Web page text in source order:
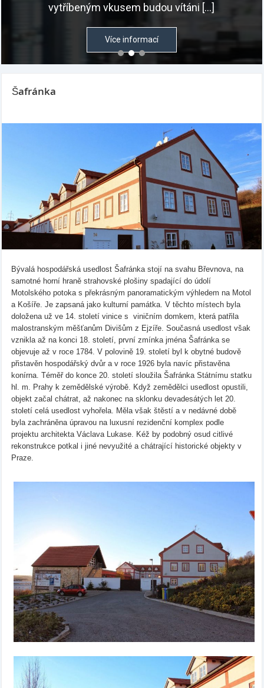
vytříbeným vkusem budou vítáni […]
Více informací
Šafránka
Bývalá hospodářská usedlost Šafránka stojí na svahu Břevnova, na
samotné horní hraně strahovské plošiny spadající do údolí
Motolského potoka s překrásným panoramatickým výhledem na Motol
a Košíře. Je zapsaná jako kulturní památka. V těchto místech byla
doložena už ve 14. století vinice s viničním domkem, která patřila
malostranským měšťanům Divišům z Ejzíře. Současná usedlost však
vznikla až na konci 18. století, první zmínka jména Šafránka se
objevuje až v roce 1784. V polovině 19. století byl k obytné budově
přistavěn hospodářský dvůr a v roce 1926 byla navíc přistavěna
konírna. Téměř do konce 20. století sloužila Šafránka Státnímu statku
hl. m. Prahy k zemědělské výrobě. Když zemědělci usedlost opustili,
objekt začal chátrat, až nakonec na sklonku devadesátých let 20.
století celá usedlost vyhořela. Měla však štěstí a v nedávné době
byla zachráněna úpravou na luxusní rezidenční komplex podle
projektu architekta Václava Lukase. Kéž by podobný osud citlivé
rekonstrukce potkal i jiné nevyužité a chátrající historické objekty v
Praze.